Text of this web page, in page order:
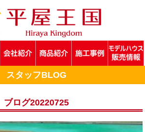
スタッフBLOG
ブログ20220725